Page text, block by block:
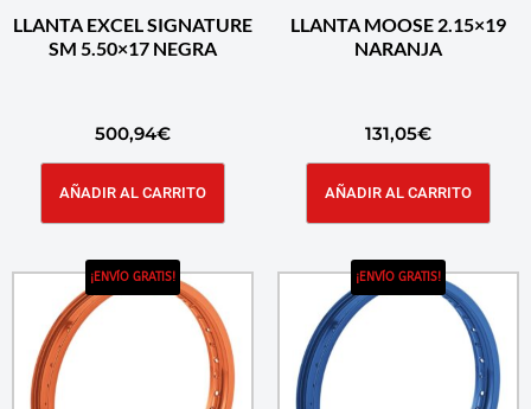
LLANTA EXCEL SIGNATURE
SM 5.50×17 NEGRA
500,94€
AÑADIR AL CARRITO
LLANTA MOOSE 2.15×19
NARANJA
131,05€
AÑADIR AL CARRITO
¡ENVÍO GRATIS! ¡ENVÍO GRATIS!